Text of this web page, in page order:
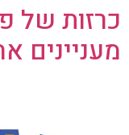
כרזות של
מעניינים